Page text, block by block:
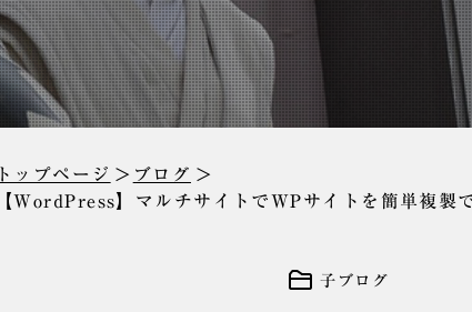
トップページ
ブログ
【WordPress】マルチサイトでWPサイトを簡単複製
子ブログ